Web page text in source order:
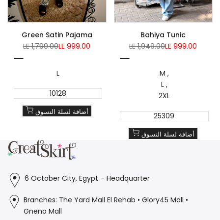
Green Satin Pajama
Regular
price
LE 1,799.00Sale
LE 999.00
L
10128
Bahiya Tunic
Regular
price
LE 1,949.00Sale
LE 999.00
M
L
2XL
25309
6 October City, Egypt – Headquarter
Branches: The Yard Mall El Rehab • Glory45 Mall •
Gnena Mall